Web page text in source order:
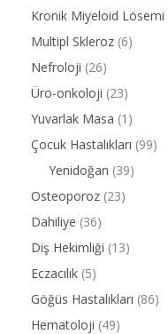
Kronik Miyeloid Lösemi
Multipl Skleroz (6)
Nefroloji (26)
Üro-onkoloji (23)
Yuvarlak Masa (1)
Çocuk Hastalıkları (99)
Yenidoğan (39)
Osteoporoz (23)
Dahiliye (36)
Diş Hekimliği (13)
Eczacılık (5)
Göğüs Hastalıkları (86)
Hematoloji (49)